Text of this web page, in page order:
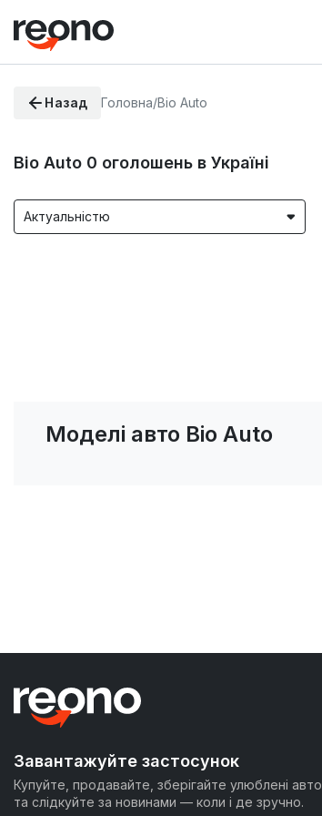
Назад Головна/Bio Auto
Bio Auto 0 оголошень в Україні
Актуальністю
Моделі авто Bio Auto
Завантажуйте застосунок
Купуйте, продавайте, зберігайте улюблені авто
та слідкуйте за новинами — коли і де зручно.